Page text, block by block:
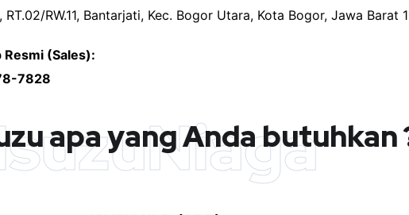
RW.11, Bantarjati, Kec. Bogor Utara, Kota Bogor, Jawa Barat
(Sales):
7828
apa yang Anda butuhkan